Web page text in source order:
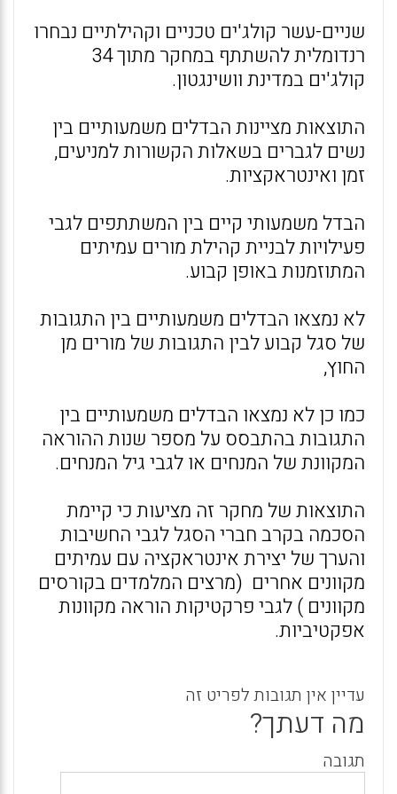
שניים-עשר קולג'ים טכניים וקהילתיים נבחרו
רנדומלית להשתתף במחקר מתוך 34
קולג'ים במדינת וושינגטון.
התוצאות מציינות הבדלים משמעותיים בין
נשים לגברים בשאלות הקשורות למניעים,
זמן ואינטראקציות.
הבדל משמעותי קיים בין המשתתפים לגבי
פעילויות לבניית קהילת מורים עמיתים
המתוזמנות באופן קבוע.
לא נמצאו הבדלים משמעותיים בין התגובות
של סגל קבוע לבין התגובות של מורים מן
החוץ,
כמו כן לא נמצאו הבדלים משמעותיים בין
התגובות בהתבסס על מספר שנות ההוראה
המקוונת של המנחים או לגבי גיל המנחים.
התוצאות של מחקר זה מציעות כי קיימת
הסכמה בקרב חברי הסגל לגבי החשיבות
והערך של יצירת אינטראקציה עם עמיתים
מקוונים אחרים (מרצים המלמדים בקורסים
מקוונים ) לגבי פרקטיקות הוראה מקוונות
אפקטיביות.
עדיין אין תגובות לפריט זה
מה דעתך?
תגובה